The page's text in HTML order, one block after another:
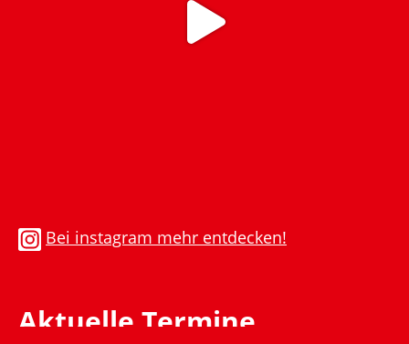
Bei instagram mehr entdecken!
Aktuelle Termine